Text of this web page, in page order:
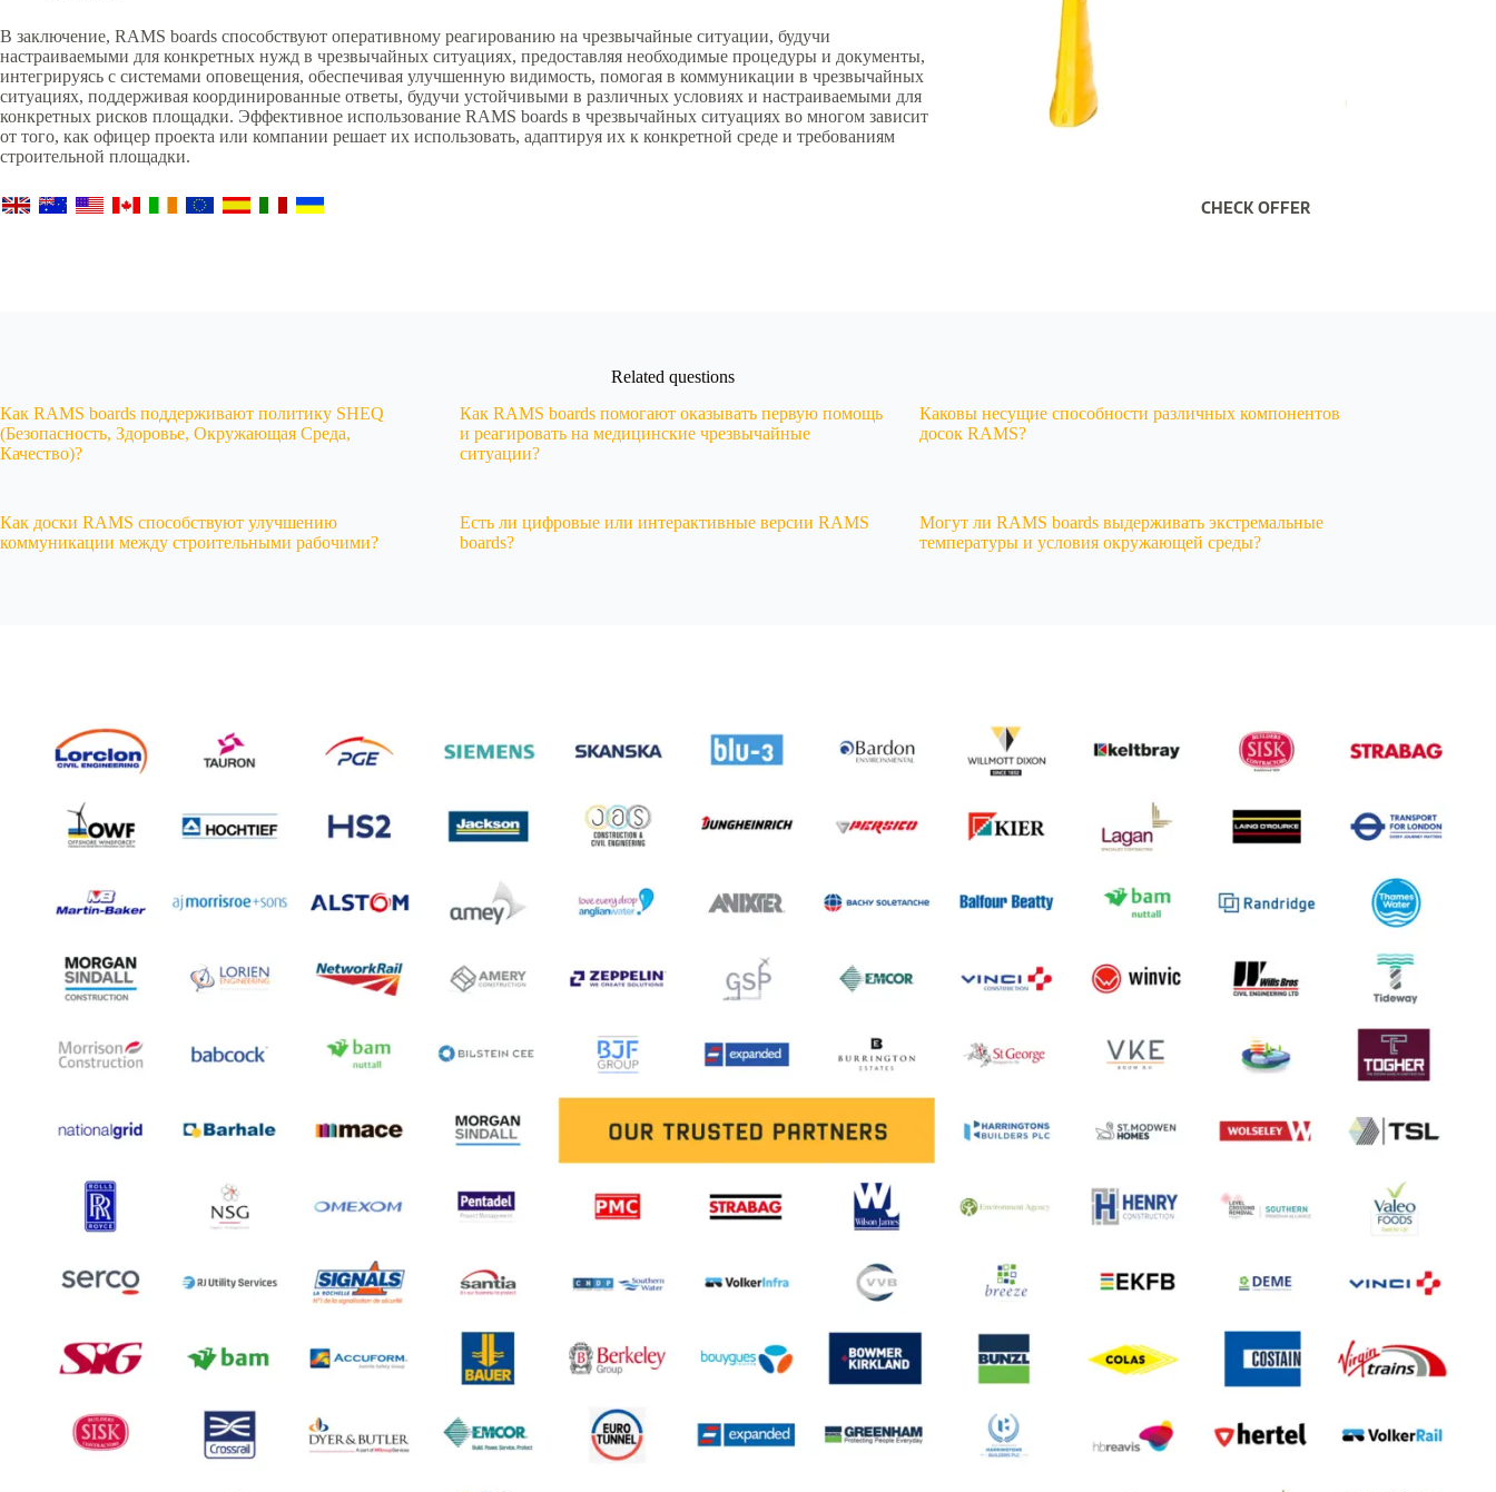
В заключение, RAMS boards способствуют оперативному реагированию на чрезвычайные ситуации, будучи
настраиваемыми для конкретных нужд в чрезвычайных ситуациях, предоставляя необходимые процедуры и документы,
интегрируясь с системами оповещения, обеспечивая улучшенную видимость, помогая в коммуникации в чрезвычайных
ситуациях, поддерживая координированные ответы, будучи устойчивыми в различных условиях и настраиваемыми для
конкретных рисков площадки. Эффективное использование RAMS boards в чрезвычайных ситуациях во многом зависит
от того, как офицер проекта или компании решает их использовать, адаптируя их к конкретной среде и требованиям
строительной площадки.
CHECK OFFER
Related questions
Как RAMS boards поддерживают политику SHEQ
(Безопасность, Здоровье, Окружающая Среда,
Качество)?
Как RAMS boards помогают оказывать первую помощь
и реагировать на медицинские чрезвычайные
ситуации?
Каковы несущие способности различных компонентов
досок RAMS?
Как доски RAMS способствуют улучшению
коммуникации между строительными рабочими?
Есть ли цифровые или интерактивные версии RAMS
boards?
Могут ли RAMS boards выдерживать экстремальные
температуры и условия окружающей среды?